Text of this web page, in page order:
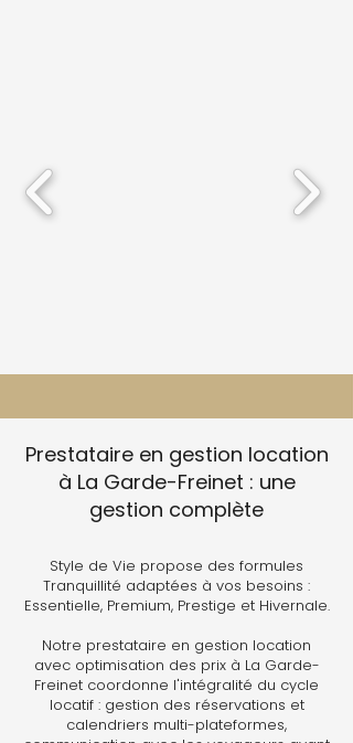
Prestataire en gestion location
à La Garde-Freinet : une
gestion complète
Style de Vie propose des formules
Tranquillité adaptées à vos besoins :
Essentielle, Premium, Prestige et Hivernale.
Notre prestataire en gestion location
avec optimisation des prix à La Garde-
Freinet coordonne l'intégralité du cycle
locatif : gestion des réservations et
calendriers multi-plateformes,